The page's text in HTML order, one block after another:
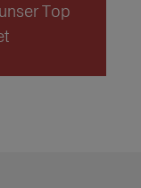
Top